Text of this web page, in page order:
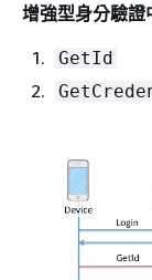
增強型身分驗證
GetId